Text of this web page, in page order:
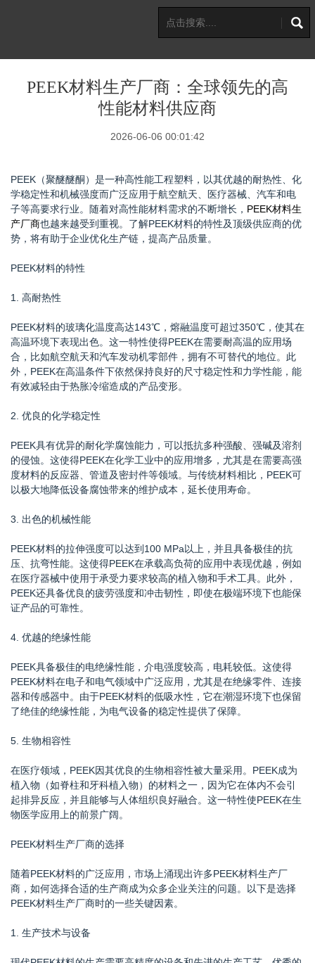
PEEK材料生产厂商：全球领先的高
性能材料供应商
2026-06-06 00:01:42
PEEK（聚醚醚酮）是一种高性能工程塑料，以其优越的耐热性、化
学稳定性和机械强度而广泛应用于航空航天、医疗器械、汽车和电
子等高要求行业。随着对高性能材料需求的不断增长， PEEK材料生
产厂商也越来越受到重视。了解PEEK材料的特性及顶级供应商的优
势，将有助于企业优化生产链，提高产品质量。
PEEK材料的特性
1. 高耐热性
PEEK材料的玻璃化温度高达143℃，熔融温度可超过350℃，使其在
高温环境下表现出色。这一特性使得PEEK在需要耐高温的应用场
合，比如航空航天和汽车发动机零部件，拥有不可替代的地位。此
外，PEEK在高温条件下依然保持良好的尺寸稳定性和力学性能，能
有效减轻由于热胀冷缩造成的产品变形。
2. 优良的化学稳定性
PEEK具有优异的耐化学腐蚀能力，可以抵抗多种强酸、强碱及溶剂
的侵蚀。这使得PEEK在化学工业中的应用增多，尤其是在需要高强
度材料的反应器、管道及密封件等领域。与传统材料相比，PEEK可
以极大地降低设备腐蚀带来的维护成本，延长使用寿命。
3. 出色的机械性能
PEEK材料的拉伸强度可以达到100 MPa以上，并且具备极佳的抗
压、抗弯性能。这使得PEEK在承载高负荷的应用中表现优越，例如
在医疗器械中使用于承受力要求较高的植入物和手术工具。此外，
PEEK还具备优良的疲劳强度和冲击韧性，即使在极端环境下也能保
证产品的可靠性。
4. 优越的绝缘性能
PEEK具备极佳的电绝缘性能，介电强度较高，电耗较低。这使得
PEEK材料在电子和电气领域中广泛应用，尤其是在绝缘零件、连接
器和传感器中。由于PEEK材料的低吸水性，它在潮湿环境下也保留
了绝佳的绝缘性能，为电气设备的稳定性提供了保障。
5. 生物相容性
在医疗领域，PEEK因其优良的生物相容性被大量采用。PEEK成为
植入物（如脊柱和牙科植入物）的材料之一，因为它在体内不会引
起排异反应，并且能够与人体组织良好融合。这一特性使PEEK在生
物医学应用上的前景广阔。
PEEK材料生产厂商的选择
随着PEEK材料的广泛应用，市场上涌现出许多PEEK材料生产厂
商，如何选择合适的生产商成为众多企业关注的问题。以下是选择
PEEK材料生产厂商时的一些关键因素。
1. 生产技术与设备